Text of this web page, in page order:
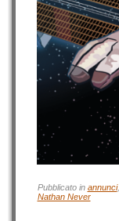
Pubblicato in annunci,
Nathan Never